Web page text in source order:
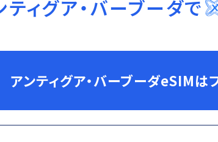
ティグア・バーブーダで
アンティグア・バーブーダeSIM